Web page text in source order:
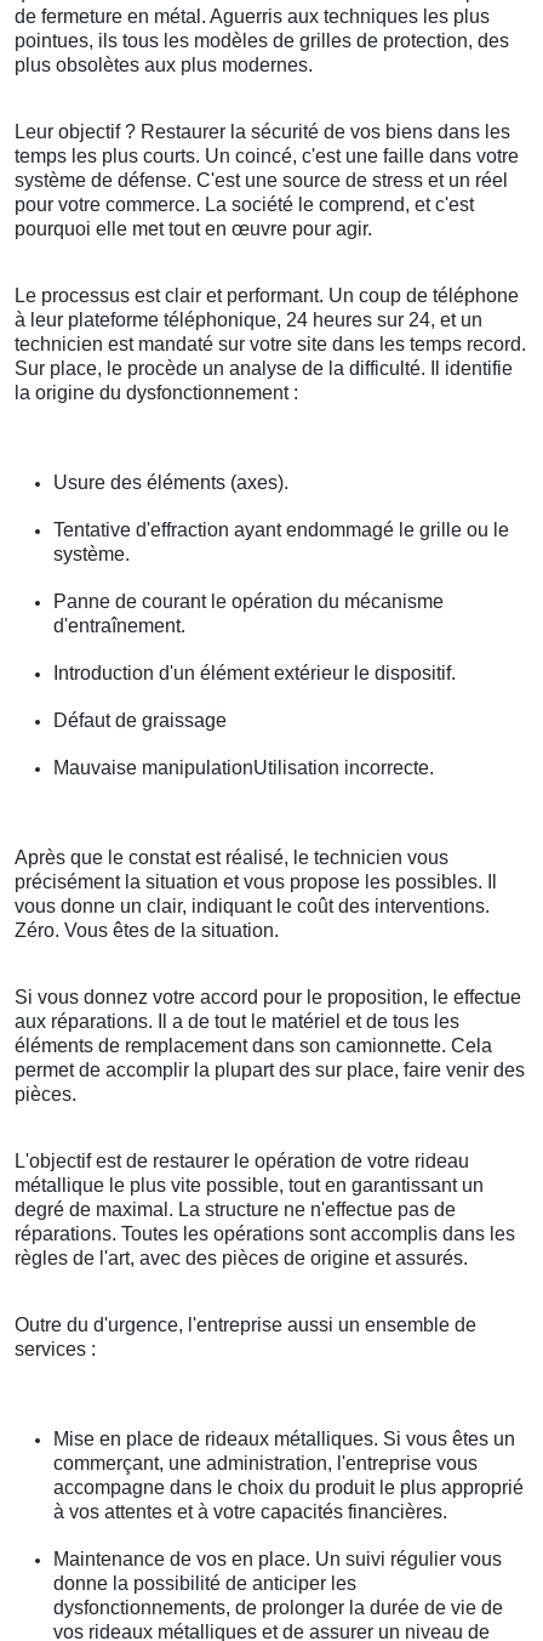
de fermeture en métal. Aguerris aux techniques les plus
pointues, ils tous les modèles de grilles de protection, des
plus obsolètes aux plus modernes.
Leur objectif ? Restaurer la sécurité de vos biens dans les
temps les plus courts. Un coincé, c'est une faille dans votre
système de défense. C'est une source de stress et un réel
pour votre commerce. La société le comprend, et c'est
pourquoi elle met tout en œuvre pour agir.
Le processus est clair et performant. Un coup de téléphone
à leur plateforme téléphonique, 24 heures sur 24, et un
technicien est mandaté sur votre site dans les temps record.
Sur place, le procède un analyse de la difficulté. Il identifie
la origine du dysfonctionnement :
Usure des éléments (axes).
Tentative d'effraction ayant endommagé le grille ou le
système.
Panne de courant le opération du mécanisme
d'entraînement.
Introduction d'un élément extérieur le dispositif.
Défaut de graissage
Mauvaise manipulationUtilisation incorrecte.
Après que le constat est réalisé, le technicien vous
précisément la situation et vous propose les possibles. Il
vous donne un clair, indiquant le coût des interventions.
Zéro. Vous êtes de la situation.
Si vous donnez votre accord pour le proposition, le effectue
aux réparations. Il a de tout le matériel et de tous les
éléments de remplacement dans son camionnette. Cela
permet de accomplir la plupart des sur place, faire venir des
pièces.
L'objectif est de restaurer le opération de votre rideau
métallique le plus vite possible, tout en garantissant un
degré de maximal. La structure ne n'effectue pas de
réparations. Toutes les opérations sont accomplis dans les
règles de l'art, avec des pièces de origine et assurés.
Outre du d'urgence, l'entreprise aussi un ensemble de
services :
Mise en place de rideaux métalliques. Si vous êtes un
commerçant, une administration, l'entreprise vous
accompagne dans le choix du produit le plus approprié
à vos attentes et à votre capacités financières.
Maintenance de vos en place. Un suivi régulier vous
donne la possibilité de anticiper les
dysfonctionnements, de prolonger la durée de vie de
vos rideaux métalliques et de assurer un niveau de